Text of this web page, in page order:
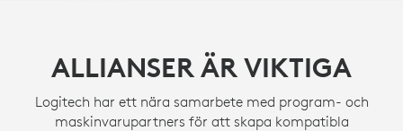
ALLIANSER ÄR VIKTIGA
Logitech har ett nära samarbete med program- och
maskinvarupartners för att skapa kompatibla